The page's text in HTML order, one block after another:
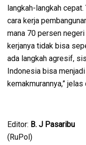
langkah-langkah
cara kerja
mana 70 persen
kerjanya tidak bisa
ada langkah agresif,
Indonesia bisa
kemakmurannya,” jelas
Editor: B. J Pasaribu
(RuPol)